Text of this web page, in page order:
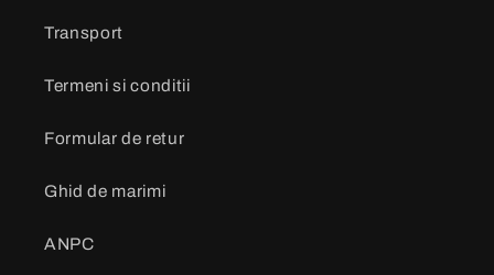
Transport
Termeni si conditii
Formular de retur
Ghid de marimi
ANPC